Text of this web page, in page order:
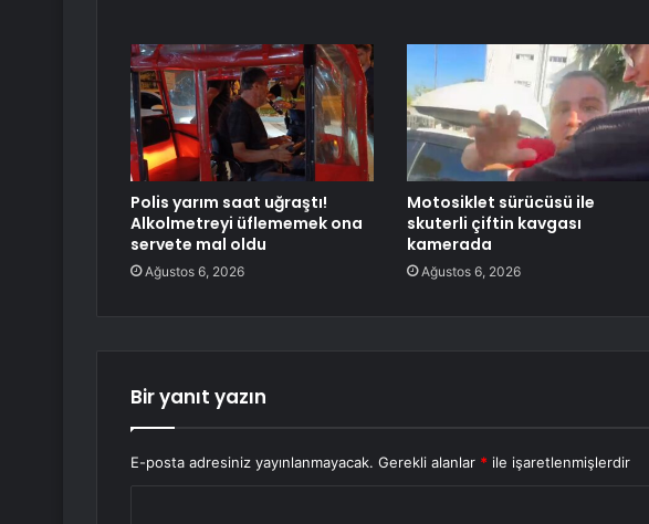
Polis yarım saat uğraştı!
Alkolmetreyi üflememek ona
servete mal oldu
Ağustos 6, 2026
Motosiklet sürücüsü ile
skuterli çiftin kavgası
kamerada
Ağustos 6, 2026
Bir yanıt yazın
E-posta adresiniz yayınlanmayacak. Gerekli alanlar * ile işaretlenmişlerdir